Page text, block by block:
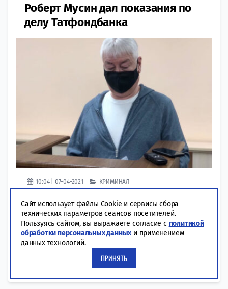
Роберт Мусин дал показания по
делу Татфондбанка
10:04 | 07-04-2021 КРИМИНАЛ
Обвиняемый подтвердил, что ТФБ был самым
крупным кредитором группы компаний Domo
— ее портфель составлял несколько
миллиардов рублей. Экс-председатель
правления «Татфондбанка» Роберт Мусин дал
показания по делу о крахе ТФБ. Он подтвердил,
что Татфондбанк был самым крупным
кредитором группы компаний...
Сайт использует файлы Cookie и сервисы сбора
технических параметров сеансов посетителей.
Пользуясь сайтом, вы выражаете согласие с политикой
обработки персональных данных и применением
данных технологий.
ПРИНЯТЬ